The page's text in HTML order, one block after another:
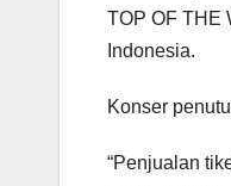
TOP OF THE
Indonesia.
Konser
“Penjualan